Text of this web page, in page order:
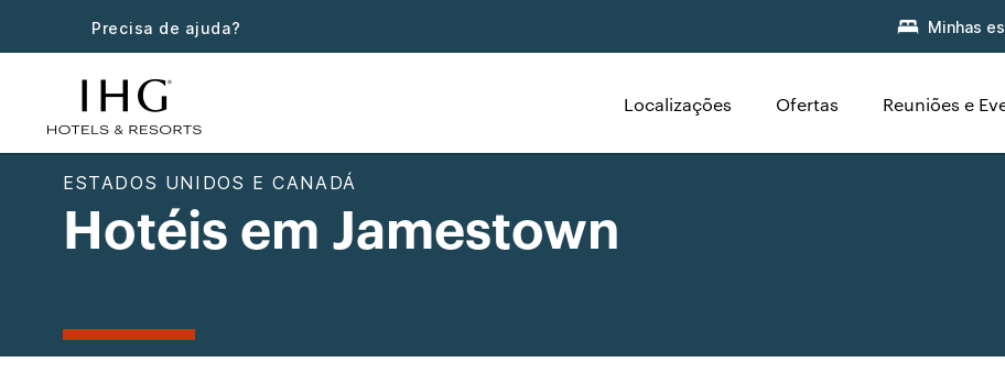
Precisa de ajuda? Minhas
Localizações Ofertas Reuniões e
ESTADOS UNIDOS E CANADÁ
Hotéis em Jamestown